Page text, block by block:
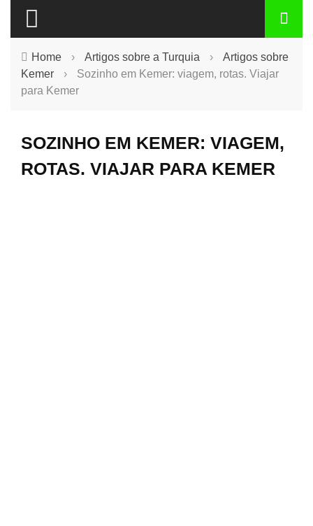
Home › Artigos sobre a Turquia ›
Artigos sobre
Kemer
›
Sozinho em Kemer: viagem, rotas. Viajar
para Kemer
SOZINHO EM KEMER: VIAGEM,
ROTAS. VIAJAR PARA KEMER